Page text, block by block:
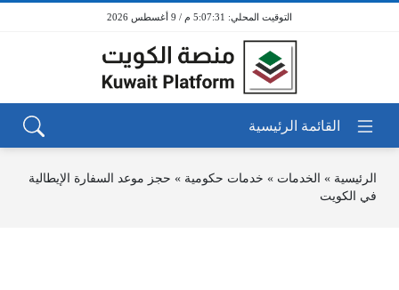
5:07:31 م / 9 أغسطس 2026
الرئيسية » الخدمات » خدمات حكومية » حجز موعد السفارة الإيطالية
في الكويت